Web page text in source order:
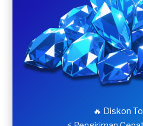
🔥 Diskon